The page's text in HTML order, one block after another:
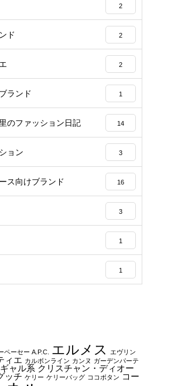
2
ド 2
2
ランド 1
のファッション日記 14
ョン 3
ス向けブランド 16
3
1
1
ペーセー A.P.C. エルメス
エヴリン
ィエ カルボンライン カンヌ ガーデンパーテ
ギャル系 クリスチャン・ディオー
ッチ ケリー ケリーバッグ ココボタン コー